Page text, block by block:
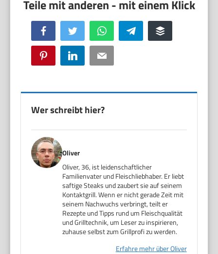
Facebook Twitter WhatsApp Telegram Buffer
Pinterest LinkedIn Email
Wer schreibt hier?
Oliver
Oliver, 36, ist leidenschaftlicher
Familienvater und Fleischliebhaber. Er liebt
saftige Steaks und zaubert sie auf seinem
Kontaktgrill. Wenn er nicht gerade Zeit mit
seinem Nachwuchs verbringt, teilt er
Rezepte und Tipps rund um Fleischqualität
und Grilltechnik, um Leser zu inspirieren,
zuhause selbst zum Grillprofi zu werden.
Erfahre mehr über Oliver